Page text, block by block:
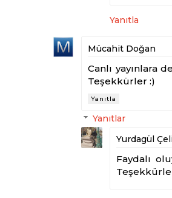
Yanıtla
Mücahit Doğan
Canlı yayınlara
Teşekkürler :)
Yanıtla
Yanıtlar
Yurdagül
Faydalı